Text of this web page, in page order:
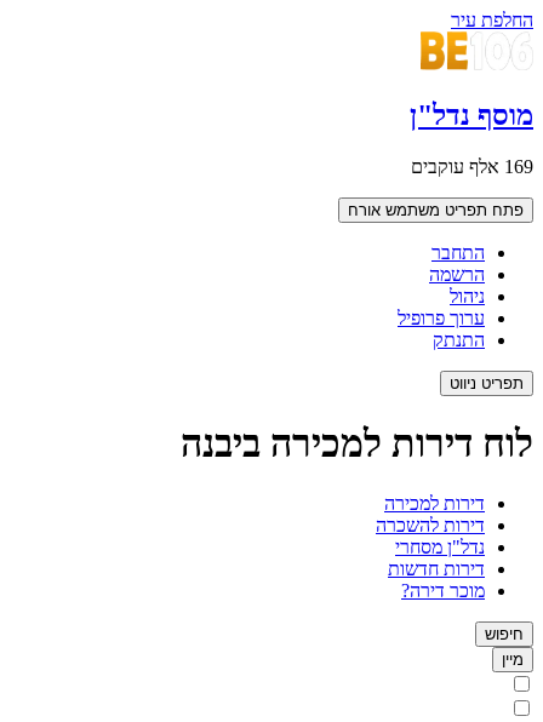
החלפת עיר
מוסף נדל"ן
169 אלף עוקבים
פתח תפריט משתמש אורח
התחבר
הרשמה
ניהול
ערוך פרופיל
התנתק
תפריט ניווט
לוח דירות למכירה ביבנה
דירות למכירה
דירות להשכרה
נדל"ן מסחרי
דירות חדשות
מוכר דירה?
חיפוש
מיין